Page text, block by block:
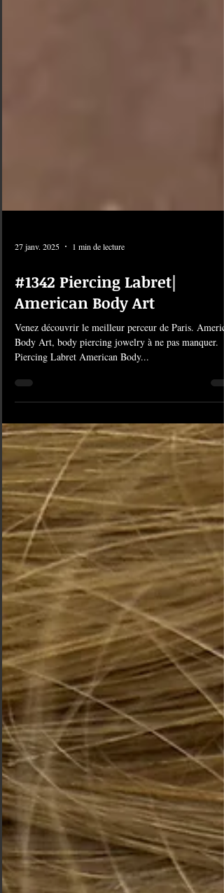
1 min de lecture
#1342 Piercing Labret|
American Body Art
Venez découvrir le meilleur perceur de Paris.
Piercing Labret American Body...